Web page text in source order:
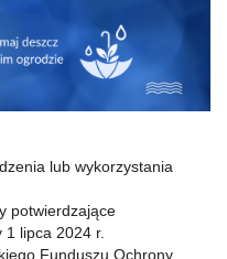
lub wykorzystania
potwierdzające
1 lipca 2024 r.
Funduszu Ochrony